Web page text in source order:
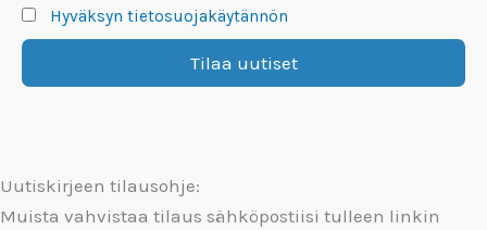
Hyväksyn tietosuojakäytännön
Uutiskirjeen tilausohje:
Muista vahvistaa tilaus sähköpostiisi tulleen linkin